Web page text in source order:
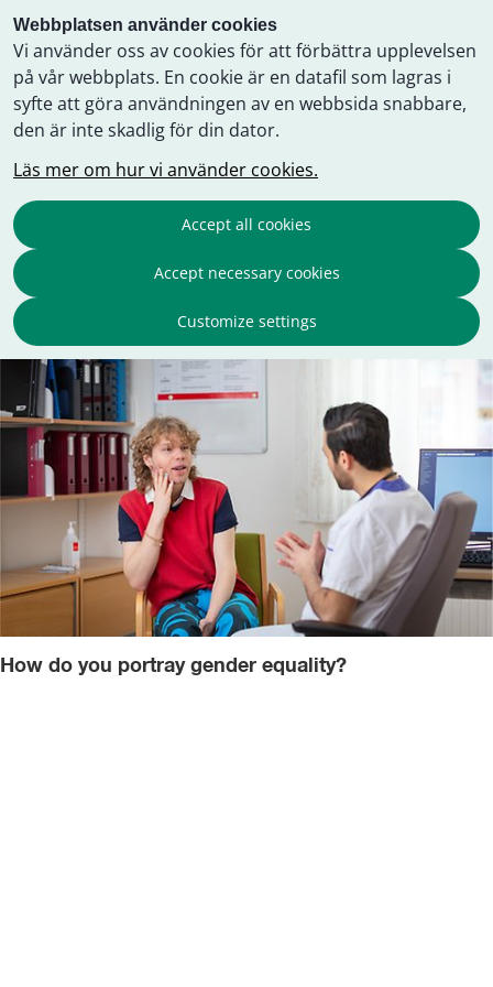
Webbplatsen använder cookies
Vi använder oss av cookies för att förbättra upplevelsen
på vår webbplats. En cookie är en datafil som lagras i
syfte att göra användningen av en webbsida snabbare,
den är inte skadlig för din dator.
Läs mer om hur vi använder cookies.
Accept all cookies
Accept necessary cookies
Customize settings
How do you portray gender equality?